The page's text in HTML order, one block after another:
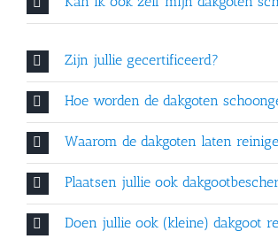
Zijn jullie gecertificeerd?
Hoe worden de dakgoten
Waarom de dakgoten laten
Plaatsen jullie ook
Doen jullie ook (kleine) dakgoot